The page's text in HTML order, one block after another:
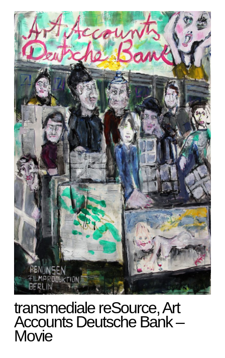
transmediale reSource, Art
Accounts Deutsche Bank –
Movie